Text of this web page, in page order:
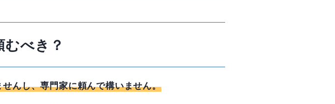
べき？
んし、専門家に頼んで構いません。